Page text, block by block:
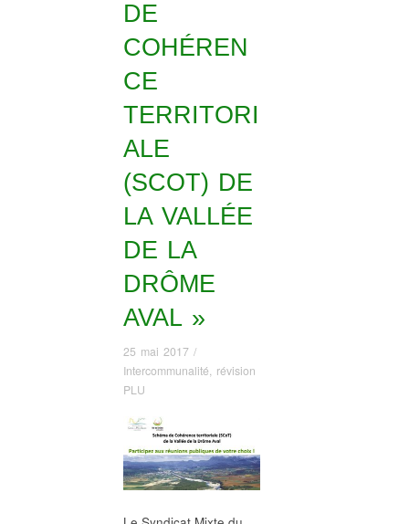
DE
COHÉREN
CE
TERRITORI
ALE
(SCOT) DE
LA VALLÉE
DE LA
DRÔME
AVAL »
25 mai 2017/
Intercommunalité, révision
PLU